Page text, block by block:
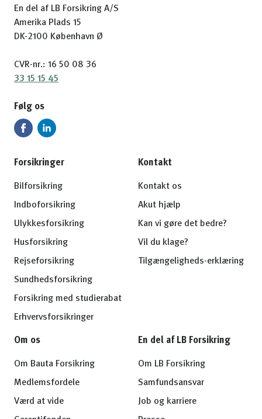
En del af LB Forsikring A/S
Amerika Plads 15
DK-2100 København Ø
CVR-nr.: 16 50 08 36
33 15 15 45
Følg os
Forsikringer
Bilforsikring
Indboforsikring
Ulykkesforsikring
Husforsikring
Rejseforsikring
Sundhedsforsikring
Forsikring med studierabat
Erhvervsforsikringer
Kontakt
Kontakt os
Akut hjælp
Kan vi gøre det bedre?
Vil du klage?
Tilgængeligheds-erklæring
Om os
Om Bauta Forsikring
Medlemsfordele
Værd at vide
En del af LB Forsikring
Om LB Forsikring
Samfundsansvar
Job og karriere